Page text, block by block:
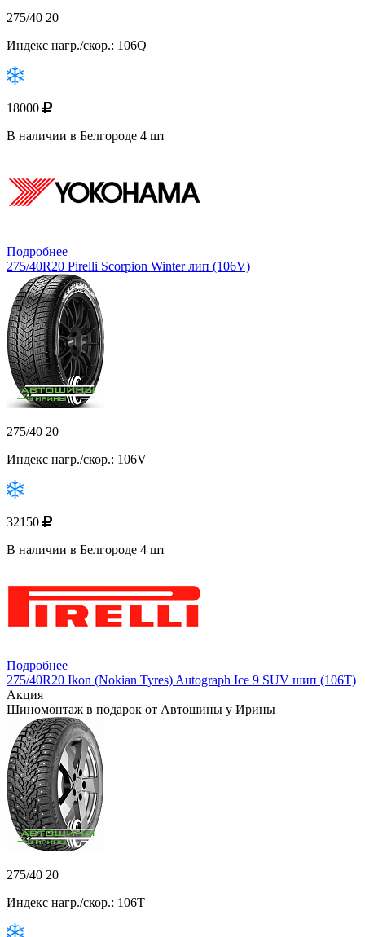
275/40 20
Индекс нагр./скор.: 106Q
18000
В наличии в Белгороде 4 шт
Подробнее
275/40R20 Pirelli Scorpion Winter лип (106V)
275/40 20
Индекс нагр./скор.: 106V
32150
В наличии в Белгороде 4 шт
Подробнее
275/40R20 Ikon (Nokian Tyres) Autograph Ice 9 SUV шип (106T)
Акция
Шиномонтаж в подарок от Автошины у Ирины
275/40 20
Индекс нагр./скор.: 106T